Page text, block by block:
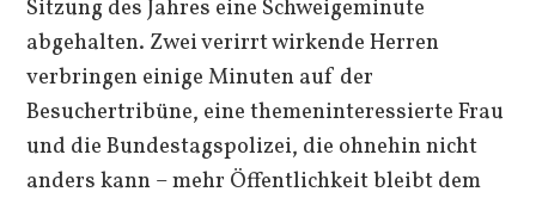
Sitzung des Jahres eine Schweigeminute
abgehalten. Zwei verirrt wirkende Herren
verbringen einige Minuten auf der
Besuchertribüne, eine themeninteressierte Frau
und die Bundestagspolizei, die ohnehin nicht
anders kann – mehr Öffentlichkeit bleibt dem